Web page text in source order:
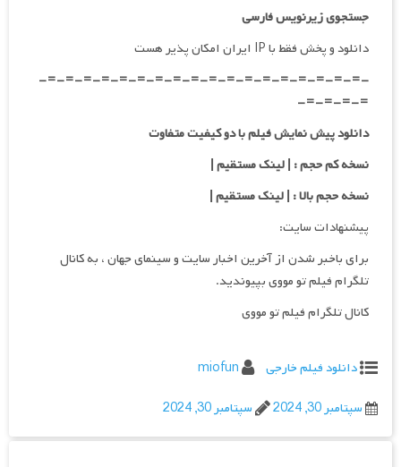
جستجوی زیرنویس فارسی
دانلود و پخش فقط با IP ایران امکان پذیر هست
-=-=-=-=-=-=-=-=-=-=-=-=-=-=-=-=-=-=-
=-=-=-=-
دانلود پیش نمایش فیلم با دو کیفیت متفاوت
نسخه کم حجم : | لینک مستقیم |
نسخه حجم بالا : | لینک مستقیم |
پیشنهادات سایت:
برای باخبر شدن از آخرین اخبار سایت و سینمای جهان ، به کانال
تلگرام فیلم تو مووی بپیوندید.
کانال تلگرام فیلم تو مووی
دانلود فیلم خارجی
miofun
سپتامبر 30, 2024
سپتامبر 30, 2024